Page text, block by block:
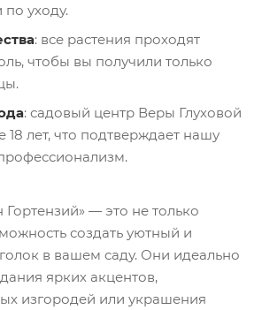
уходу.
: все растения проходят
чтобы вы получили только
: садовый центр Веры Глуховой
18 лет, что подтверждает нашу
— это не только
создать уютный и
в вашем саду. Они идеально
ярких акцентов,
изгородей или украшения